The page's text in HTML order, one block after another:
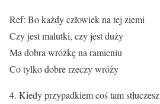
Ref: Bo każdy człowiek na tej ziemi
Czy jest malutki, czy jest duży
Ma dobra wróżkę na ramieniu
Co tylko dobre rzeczy wróży
4. Kiedy przypadkiem coś tam stłuczesz